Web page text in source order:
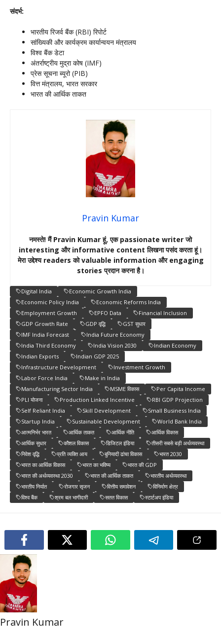
संदर्भ:
भारतीय रिजर्व बैंक (RBI) रिपोर्ट
सांख्यिकी और कार्यक्रम कार्यान्वयन मंत्रालय
विश्व बैंक डेटा
अंतर्राष्ट्रीय मुद्रा कोष (IMF)
प्रेस सूचना ब्यूरो (PIB)
वित्त मंत्रालय, भारत सरकार
भारत की आर्थिक ताकत
Pravin Kumar
नमस्ते! मैं Pravin Kumar हूं, एक passionate writer जो
interesting और informative content लिखना पसंद करता हूं।
मेरा उद्देश्य readers को valuable information और engaging
stories प्रदान करना है।
Digital India
Economic Growth India
Economic Policy India
Economic Reforms India
Employment Growth
EPFO Data
Financial Inclusion
GDP Growth Rate
GDP वृद्धि
GST सुधार
IMF India Forecast
India Future Economy
India Third Economy
India Vision 2030
Indian Economy
Indian Exports
Indian GDP 2025
Infrastructure Development
Investment Growth
Labor Force India
Make in India
Manufacturing Sector India
MSME विकास
Per Capita Income
PLI योजना
Production Linked Incentive
RBI GDP Projection
Self Reliant India
Skill Development
Small Business India
Startup India
Sustainable Development
World Bank India
आत्मनिर्भर भारत
आर्थिक ताकत आर्थिक नीति
आर्थिक विकास
आर्थिक सुधार
कौशल विकास डिजिटल इंडिया
तीसरी सबसे बड़ी अर्थव्यवस्था
निवेश वृद्धि
प्रति व्यक्ति आय बुनियादी ढांचा विकास
भारत 2030
भारत का आर्थिक विकास
भारत का भविष्य
भारत की GDP
भारत की अर्थव्यवस्था 2030
भारत की आर्थिक ताकत
भारतीय अर्थव्यवस्था
भारतीय निर्यात
रोजगार सृजन वित्तीय समावेशन
विनिर्माण क्षेत्र
विश्व बैंक
श्रम बल भागीदारी सतत विकास स्टार्टअप इंडिया
Pravin Kumar